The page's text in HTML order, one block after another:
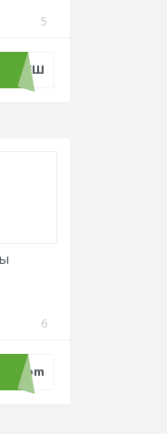
5
ФЛЕШ
6
ecom